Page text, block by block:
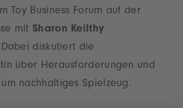
Toy Business Forum auf der
mit Sharon Keilthy
diskutiert die
über Herausforderungen und
nachhaltiges Spielzeug.